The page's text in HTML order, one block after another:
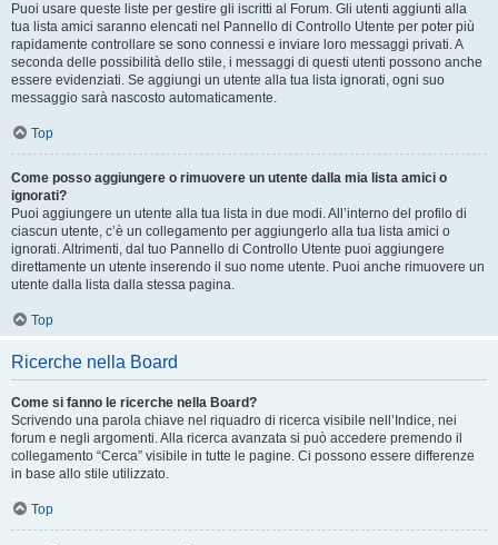
Puoi usare queste liste per gestire gli iscritti al Forum. Gli utenti aggiunti alla
tua lista amici saranno elencati nel Pannello di Controllo Utente per poter più
rapidamente controllare se sono connessi e inviare loro messaggi privati. A
seconda delle possibilità dello stile, i messaggi di questi utenti possono anche
essere evidenziati. Se aggiungi un utente alla tua lista ignorati, ogni suo
messaggio sarà nascosto automaticamente.
Top
Come posso aggiungere o rimuovere un utente dalla mia lista amici o
ignorati?
Puoi aggiungere un utente alla tua lista in due modi. All’interno del profilo di
ciascun utente, c’è un collegamento per aggiungerlo alla tua lista amici o
ignorati. Altrimenti, dal tuo Pannello di Controllo Utente puoi aggiungere
direttamente un utente inserendo il suo nome utente. Puoi anche rimuovere un
utente dalla lista dalla stessa pagina.
Top
Ricerche nella Board
Come si fanno le ricerche nella Board?
Scrivendo una parola chiave nel riquadro di ricerca visibile nell’Indice, nei
forum e negli argomenti. Alla ricerca avanzata si può accedere premendo il
collegamento “Cerca” visibile in tutte le pagine. Ci possono essere differenze
in base allo stile utilizzato.
Top